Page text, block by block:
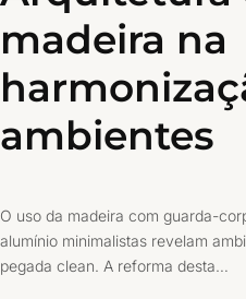
madeira na
ambientes
O uso da madeira com guarda-
alumínio minimalistas revelam
pegada clean. A reforma desta…